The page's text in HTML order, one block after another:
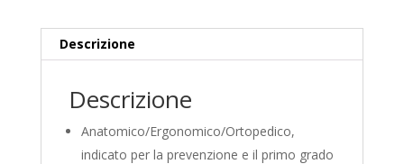
Descrizione
Descrizione
Anatomico/Ergonomico/Ortopedico,
indicato per la prevenzione e il primo grado